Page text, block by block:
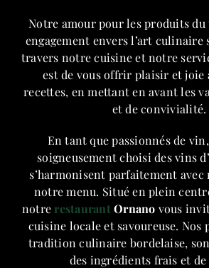
Notre amour pour les produits
engagement envers l’art culinaire
travers notre cuisine et notre
est de vous offrir plaisir et joie
recettes, en mettant en avant les
et de convivialité.
En tant que passionnés de
soigneusement choisi des vins
s’harmonisent parfaitement avec
notre menu. Situé en plein
notre restaurant Ornano vous
cuisine locale et savoureuse. Nos
tradition culinaire bordelaise,
des ingrédients frais et